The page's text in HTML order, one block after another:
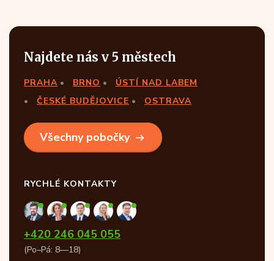
Najdete nás v 5 městech
PRAHA BRNO
ÚSTÍ NAD LABEM
ČESKÉ BUDĚJOVICE
OSTRAVA
Všechny pobočky
RYCHLÉ KONTAKTY
+420 246 045 055
(Po–Pá: 8—18)